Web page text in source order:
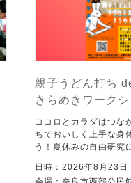
親子うどん打ち
きらめきワーク
ココロとカラダはつな
ちでおいしく上手な身
う！夏休みの自由研究
日時：2026年8月23日